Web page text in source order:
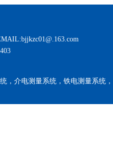
，介电测量系统，铁电测量系统